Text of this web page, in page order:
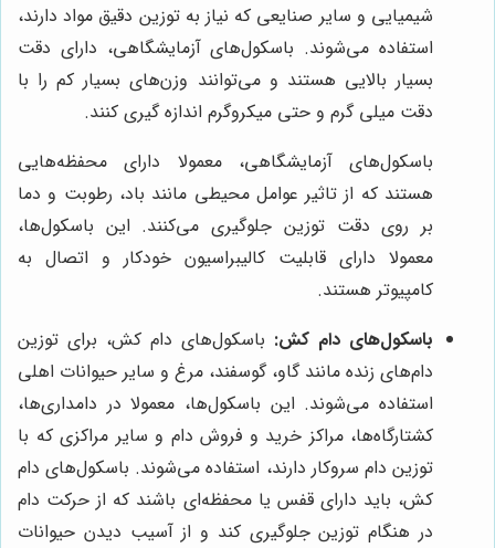
شیمیایی و سایر صنایعی که نیاز به توزین دقیق مواد دارند،
استفاده می‌شوند. باسکول‌های آزمایشگاهی، دارای دقت
بسیار بالایی هستند و می‌توانند وزن‌های بسیار کم را با
دقت میلی گرم و حتی میکروگرم اندازه گیری کنند.
باسکول‌های آزمایشگاهی، معمولا دارای محفظه‌هایی
هستند که از تاثیر عوامل محیطی مانند باد، رطوبت و دما
بر روی دقت توزین جلوگیری می‌کنند. این باسکول‌ها،
معمولا دارای قابلیت کالیبراسیون خودکار و اتصال به
کامپیوتر هستند.
باسکول‌های دام کش: باسکول‌های دام کش، برای توزین
دام‌های زنده مانند گاو، گوسفند، مرغ و سایر حیوانات اهلی
استفاده می‌شوند. این باسکول‌ها، معمولا در دامداری‌ها،
کشتارگاه‌ها، مراکز خرید و فروش دام و سایر مراکزی که با
توزین دام سروکار دارند، استفاده می‌شوند. باسکول‌های دام
کش، باید دارای قفس یا محفظه‌ای باشند که از حرکت دام
در هنگام توزین جلوگیری کند و از آسیب دیدن حیوانات